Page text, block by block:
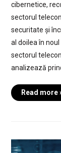
cibernetice,
sectorul
securitate și
al doilea în
sectorul
analizează
Read more ›